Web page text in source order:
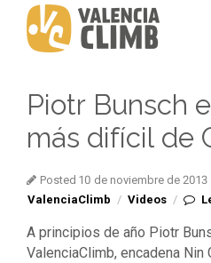
Piotr Bunsch
más difícil de
Posted 10 de noviembre de 2013
ValenciaClimb / Videos /
A principios de año Piotr
ValenciaClimb, encadena